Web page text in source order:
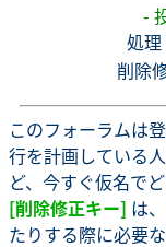
-
処理
削除
このフォーラムは
行を計画している
ど、今すぐ仮名で
[削除修正キー] は
たりする際に必要